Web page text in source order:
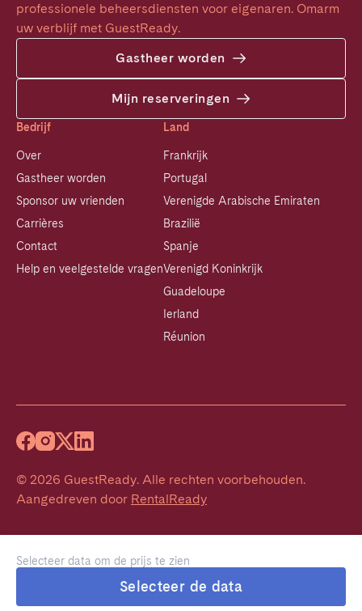
Selecteer data om de prijs te zien
Selecteer de data
professionele beheersdiensten voor eigenaren. Omarm
uw verblijf met GuestReady.
Gastheer worden
Mijn reserveringen
Bedrijf
Over
Gastheer worden
Sponsor uw vrienden
Carrières
Contact
Help en veelgestelde vragen
Land
Frankrijk
Portugal
Verenigde Arabische Emiraten
Brazilië
Spanje
Verenigd Koninkrijk
Guadeloupe
Ierland
Réunion
© 2026 GuestReady. Alle rechten voorbehouden.
Aangedreven door RentalReady